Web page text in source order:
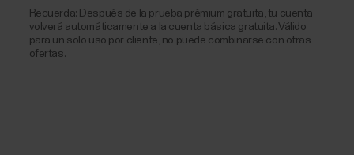
Recuerda: Después de la prueba prémium gratuita, tu cuenta
volverá automáticamente a la cuenta básica gratuita. Válido
para un solo uso por cliente, no puede combinarse con otras
ofertas.